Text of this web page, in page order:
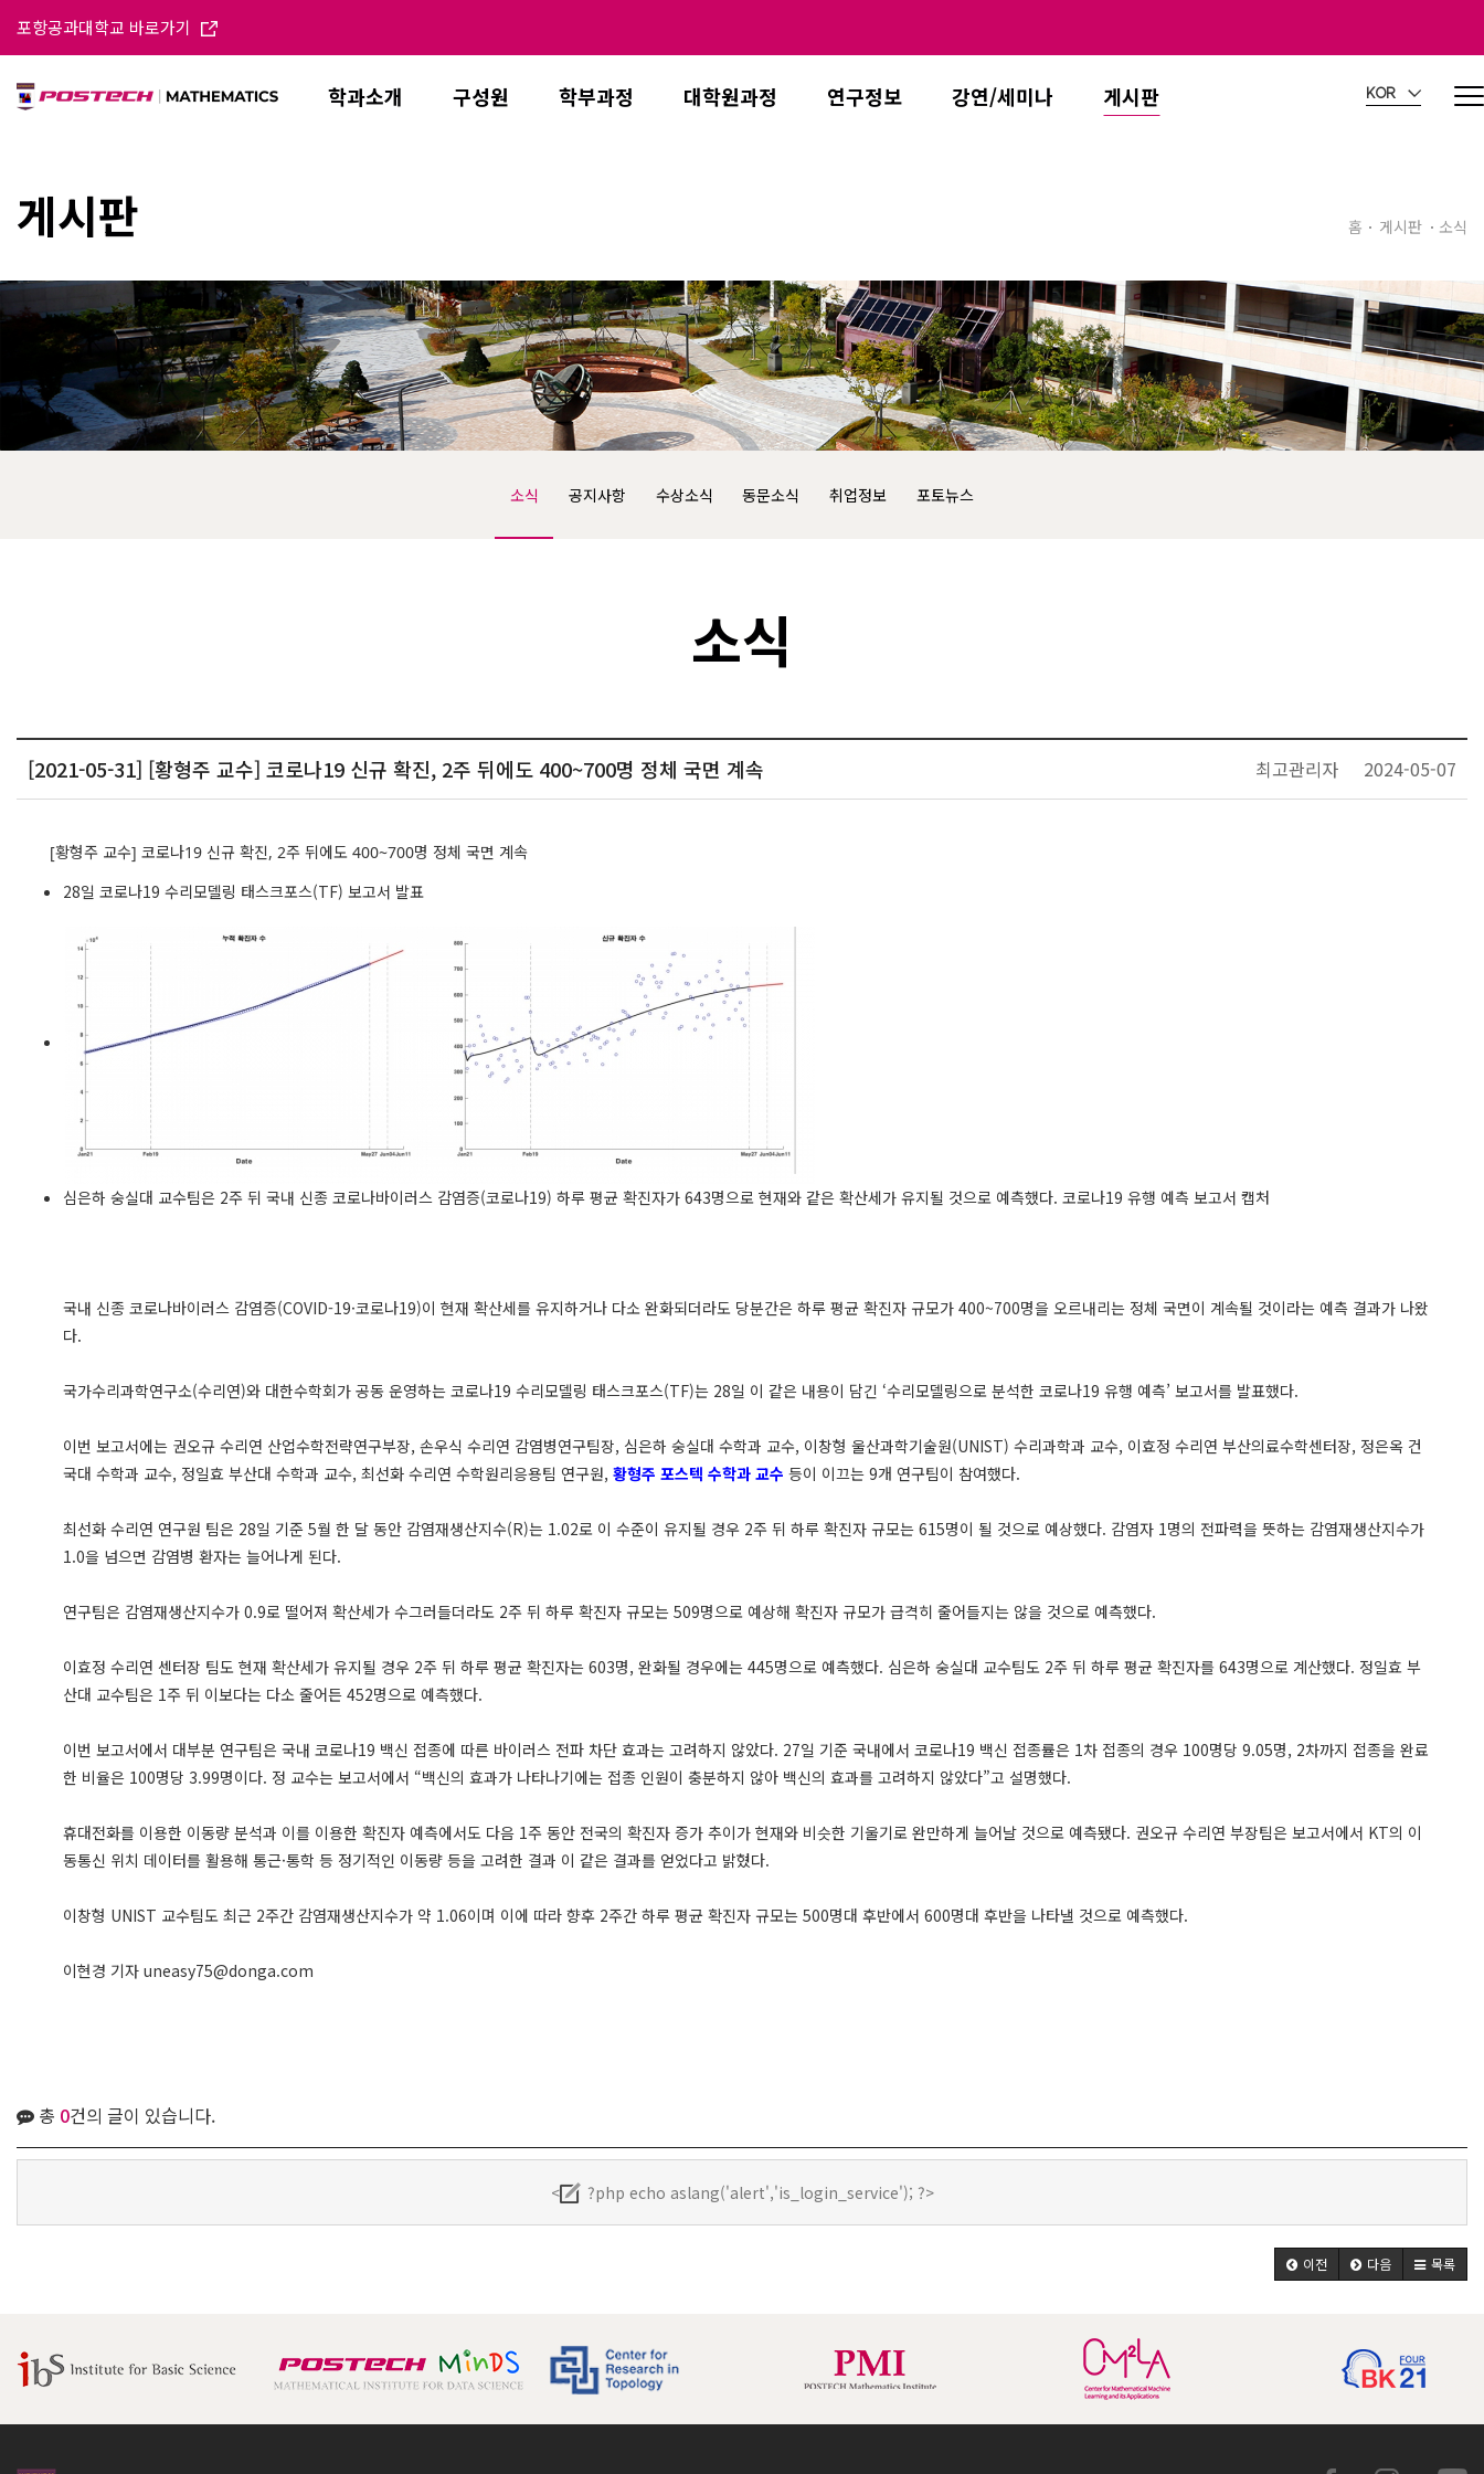
포항공과대학교 바로가기
학과소개 구성원 학부과정 대학원과정 연구정보 강연/세미나 게시판 KOR
게시판 홈 게시판 소식
소식 공지사항 수상소식 동문소식 취업정보 포토뉴스
소식
[2021-05-31] [황형주 교수] 코로나19 신규 확진, 2주 뒤에도 400~700명 정체 국면 계속 최고관리자 2024-05-07
[황형주 교수] 코로나19 신규 확진, 2주 뒤에도 400~700명 정체 국면 계속
28일 코로나19 수리모델링 태스크포스(TF) 보고서 발표
심은하 숭실대 교수팀은 2주 뒤 국내 신종 코로나바이러스 감염증(코로나19) 하루 평균 확진자가 643명으로 현재와 같은 확산세가 유지될 것으로 예측했다. 코로나19 유행 예측 보고서 캡처
국내 신종 코로나바이러스 감염증(COVID-19·코로나19)이 현재 확산세를 유지하거나 다소 완화되더라도 당분간은 하루 평균 확진자 규모가 400~700명을 오르내리는 정체 국면이 계속될 것이라는 예측 결과가 나왔
다.
국가수리과학연구소(수리연)와 대한수학회가 공동 운영하는 코로나19 수리모델링 태스크포스(TF)는 28일 이 같은 내용이 담긴 ‘수리모델링으로 분석한 코로나19 유행 예측’ 보고서를 발표했다.
이번 보고서에는 권오규 수리연 산업수학전략연구부장, 손우식 수리연 감염병연구팀장, 심은하 숭실대 수학과 교수, 이창형 울산과학기술원(UNIST) 수리과학과 교수, 이효정 수리연 부산의료수학센터장, 정은옥 건
국대 수학과 교수, 정일효 부산대 수학과 교수, 최선화 수리연 수학원리응용팀 연구원, 황형주 포스텍 수학과 교수 등이 이끄는 9개 연구팀이 참여했다.
최선화 수리연 연구원 팀은 28일 기준 5월 한 달 동안 감염재생산지수(R)는 1.02로 이 수준이 유지될 경우 2주 뒤 하루 확진자 규모는 615명이 될 것으로 예상했다. 감염자 1명의 전파력을 뜻하는 감염재생산지수가
1.0을 넘으면 감염병 환자는 늘어나게 된다.
연구팀은 감염재생산지수가 0.9로 떨어져 확산세가 수그러들더라도 2주 뒤 하루 확진자 규모는 509명으로 예상해 확진자 규모가 급격히 줄어들지는 않을 것으로 예측했다.
이효정 수리연 센터장 팀도 현재 확산세가 유지될 경우 2주 뒤 하루 평균 확진자는 603명, 완화될 경우에는 445명으로 예측했다. 심은하 숭실대 교수팀도 2주 뒤 하루 평균 확진자를 643명으로 계산했다. 정일효 부
산대 교수팀은 1주 뒤 이보다는 다소 줄어든 452명으로 예측했다.
이번 보고서에서 대부분 연구팀은 국내 코로나19 백신 접종에 따른 바이러스 전파 차단 효과는 고려하지 않았다. 27일 기준 국내에서 코로나19 백신 접종률은 1차 접종의 경우 100명당 9.05명, 2차까지 접종을 완료
한 비율은 100명당 3.99명이다. 정 교수는 보고서에서 “백신의 효과가 나타나기에는 접종 인원이 충분하지 않아 백신의 효과를 고려하지 않았다”고 설명했다.
휴대전화를 이용한 이동량 분석과 이를 이용한 확진자 예측에서도 다음 1주 동안 전국의 확진자 증가 추이가 현재와 비슷한 기울기로 완만하게 늘어날 것으로 예측됐다. 권오규 수리연 부장팀은 보고서에서 KT의 이
동통신 위치 데이터를 활용해 통근·통학 등 정기적인 이동량 등을 고려한 결과 이 같은 결과를 얻었다고 밝혔다.
이창형 UNIST 교수팀도 최근 2주간 감염재생산지수가 약 1.06이며 이에 따라 향후 2주간 하루 평균 확진자 규모는 500명대 후반에서 600명대 후반을 나타낼 것으로 예측했다.
이현경 기자 uneasy75@donga.com
총 0건의 글이 있습니다.
< ?php echo aslang('alert','is_login_service'); ?>
이전 다음 목록